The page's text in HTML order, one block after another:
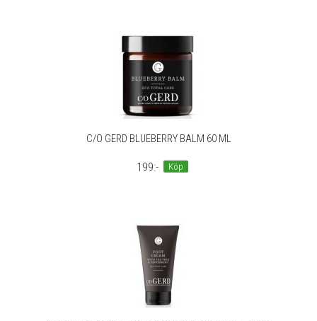
C/O GERD BLUEBERRY BALM 60 ML
199:- Köp